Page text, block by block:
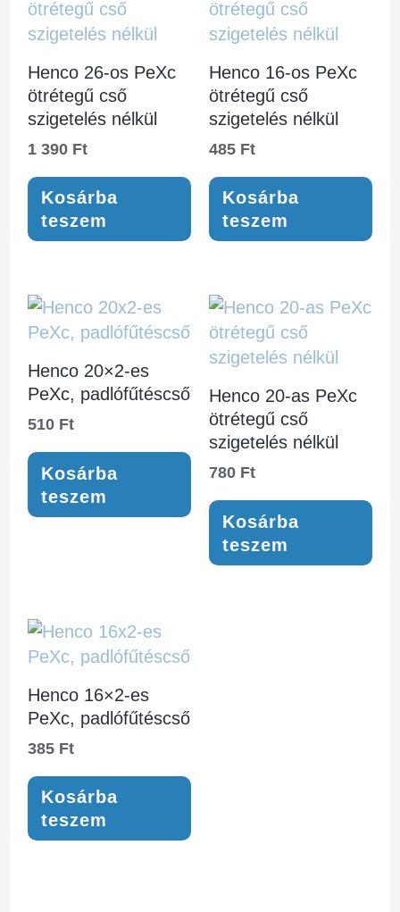
Henco 26-os PeXc
ötrétegű cső
szigetelés nélkül
1 390 Ft
Kosárba
teszem
Henco 16-os PeXc
ötrétegű cső
szigetelés nélkül
485 Ft
Kosárba
teszem
Henco 20×2-es
PeXc, padlófűtéscső
510 Ft
Kosárba
teszem
Henco 20-as PeXc
ötrétegű cső
szigetelés nélkül
780 Ft
Kosárba
teszem
Henco 16×2-es
PeXc, padlófűtéscső
385 Ft
Kosárba
teszem